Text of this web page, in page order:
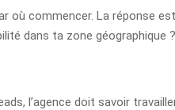
où commencer. La réponse
dans ta zone géographique
l’agence doit savoir